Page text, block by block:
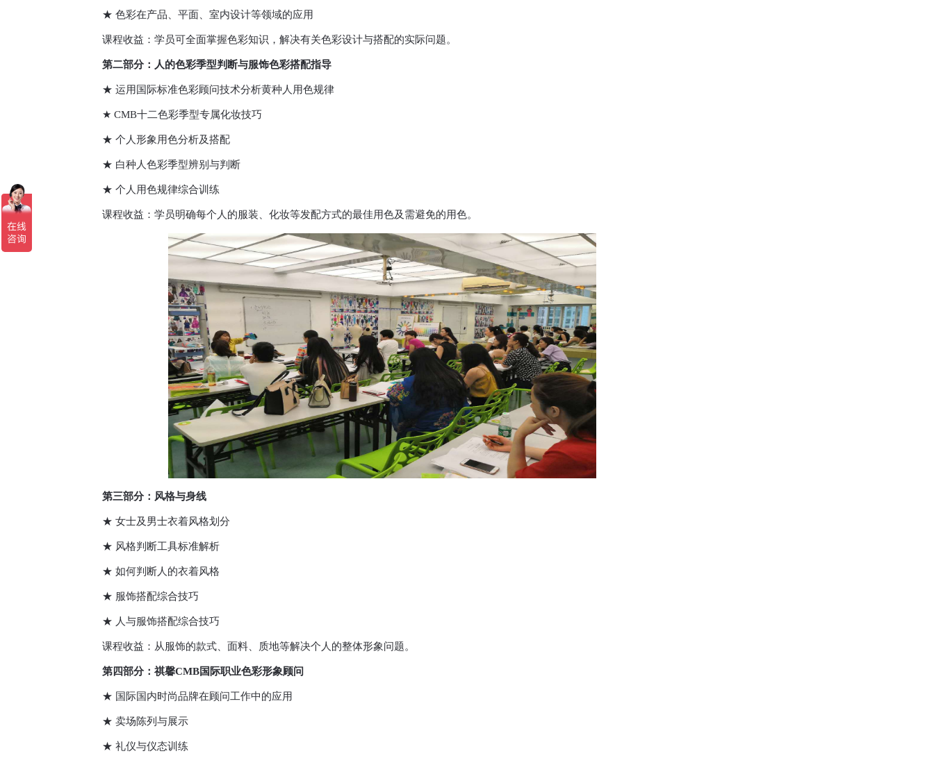
★ 色彩在产品、平面、室内设计等领域的应用
课程收益：学员可全面掌握色彩知识，解决有关色彩设计与搭配的实际问题。
第二部分：人的色彩季型判断与服饰色彩搭配指导
★ 运用国际标准色彩顾问技术分析黄种人用色规律
★ CMB十二色彩季型专属化妆技巧
★ 个人形象用色分析及搭配
★ 白种人色彩季型辨别与判断
★ 个人用色规律综合训练
课程收益：学员明确每个人的服装、化妆等发配方式的最佳用色及需避免的用色。
第三部分：风格与身线
★ 女士及男士衣着风格划分
★ 风格判断工具标准解析
★ 如何判断人的衣着风格
★ 服饰搭配综合技巧
★ 人与服饰搭配综合技巧
课程收益：从服饰的款式、面料、质地等解决个人的整体形象问题。
第四部分：祺馨CMB国际职业色彩形象顾问
★ 国际国内时尚品牌在顾问工作中的应用
★ 卖场陈列与展示
★ 礼仪与仪态训练